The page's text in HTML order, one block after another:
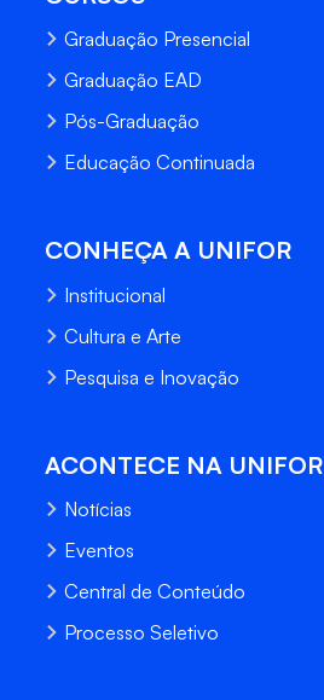
Graduação Presencial
Graduação EAD
Pós-Graduação
Educação Continuada
CONHEÇA A UNIFOR
Institucional
Cultura e Arte
Pesquisa e Inovação
ACONTECE NA UNIFOR
Notícias
Eventos
Central de Conteúdo
Processo Seletivo